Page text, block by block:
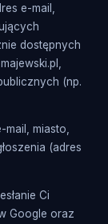
e-mail,
dostępnych
(np.
mail, miasto,
(adres
Ci
Google oraz